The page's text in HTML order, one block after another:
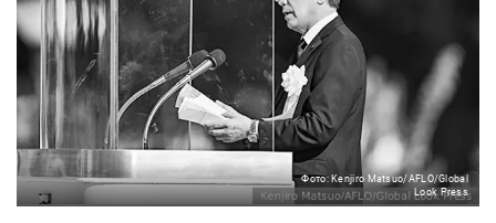
Фото: Kenjiro Matsuo/AFLO/Global
Look Press